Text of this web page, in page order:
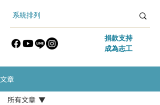
​捐款支持
​成為志工
文章
所有文章